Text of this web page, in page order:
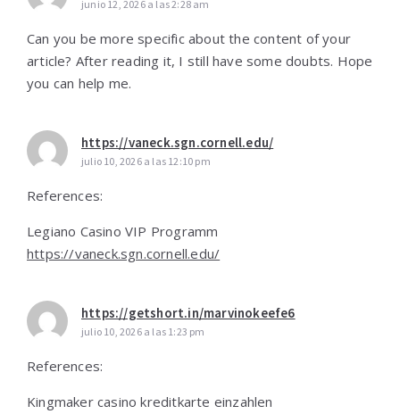
junio 12, 2026 a las 2:28 am
Can you be more specific about the content of your
article? After reading it, I still have some doubts. Hope
you can help me.
https://vaneck.sgn.cornell.edu/
julio 10, 2026 a las 12:10 pm
References:
Legiano Casino VIP Programm
https://vaneck.sgn.cornell.edu/
https://getshort.in/marvinokeefe6
julio 10, 2026 a las 1:23 pm
References:
Kingmaker casino kreditkarte einzahlen